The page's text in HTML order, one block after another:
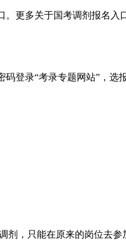
更多关于国考调剂报名入
登录“考录专题网站”，选
，只能在原来的岗位去参